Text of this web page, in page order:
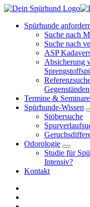
Springe
Inhalt
Spürhunde
Suche nach
Suche nach
ASP
Absicherung
Gegenständen
Termine & Seminare
Spürhunde-Wissen
Stöbersuche
Odorologie
Studie für
Intensiv?
Kontakt